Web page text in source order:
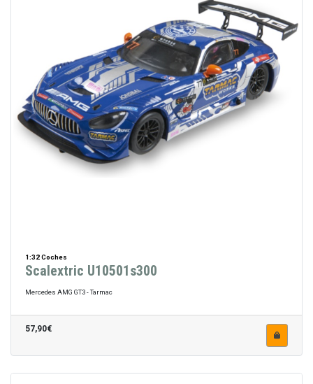
1:32 Coches
Scalextric U10501s300
Mercedes AMG GT3 - Tarmac
57,90€